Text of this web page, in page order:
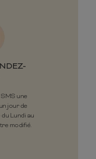
une
jour de
Lundi au
modifié.